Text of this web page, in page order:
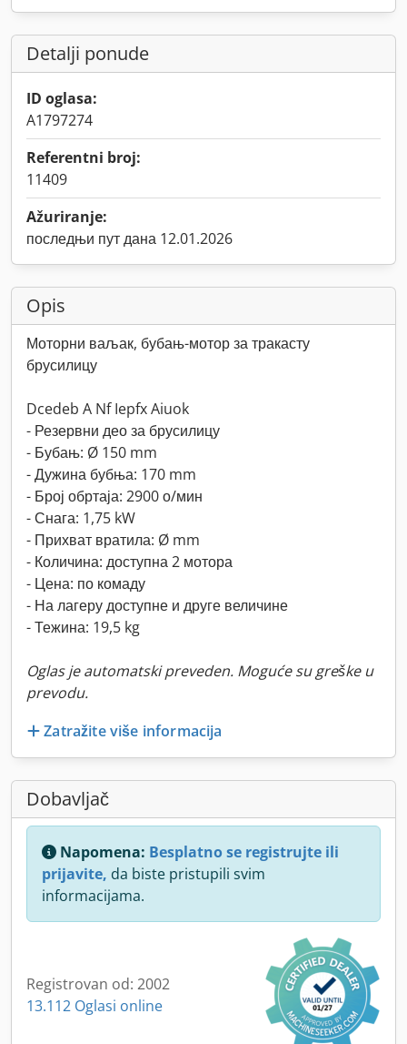
Detalji ponude
ID oglasa:
A1797274
Referentni broj:
11409
Ažuriranje:
последњи пут дана 12.01.2026
Opis
Моторни ваљак, бубањ-мотор за тракасту
брусилицу
Dcedeb A Nf Iepfx Aiuok
- Резервни део за брусилицу
- Бубањ: Ø 150 mm
- Дужина бубња: 170 mm
- Број обртаја: 2900 о/мин
- Снага: 1,75 kW
- Прихват вратила: Ø mm
- Количина: доступна 2 мотора
- Цена: по комаду
- На лагеру доступне и друге величине
- Тежина: 19,5 kg
Oglas je automatski preveden. Moguće su greške u
prevodu.
Zatražite više informacija
Dobavljač
Napomena: Besplatno se registrujte ili
prijavite, da biste pristupili svim
informacijama.
Registrovan od: 2002
13.112 Oglasi online